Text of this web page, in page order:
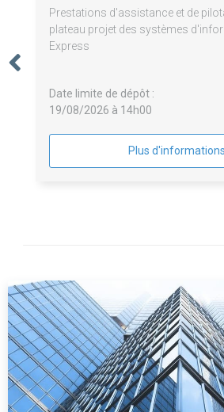
Prestations d'assistance et de
plateau projet des systèmes
Express
Date limite de dépôt :
19/08/2026 à 14h00
Plus d'informations